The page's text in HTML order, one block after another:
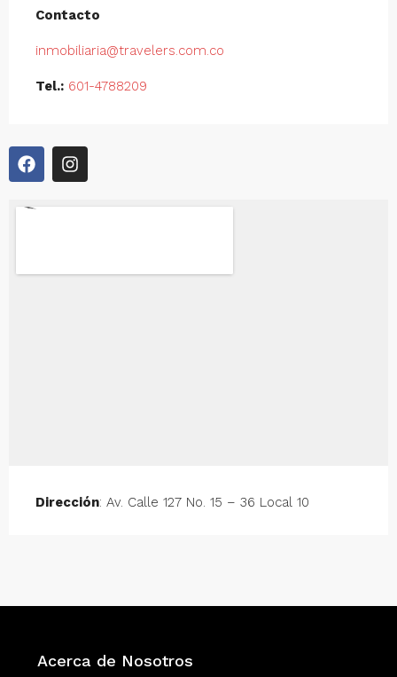
Contacto
inmobiliaria@travelers.com.co
Tel.: 601-4788209
Dirección: Av. Calle 127 No. 15 – 36 Local 10
Acerca de Nosotros